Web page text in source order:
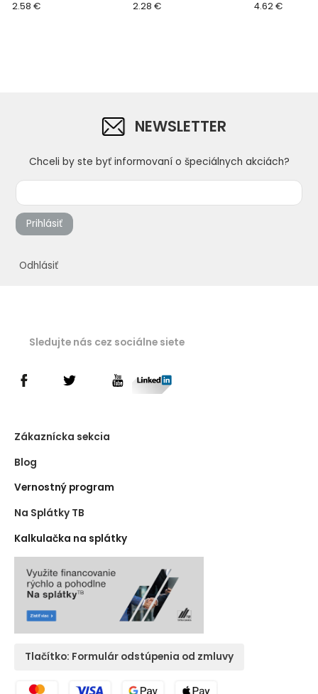
2.58 € 2.28 € 4.62 €
NEWSLETTER
Chceli by ste byť informovaní o špeciálnych akciách?
Prihlásiť
Odhlásiť
Sledujte nás cez sociálne siete
Zákaznícka sekcia
Blog
Vernostný program
Na Splátky TB
Kalkulačka na splátky
Tlačítko: Formulár odstúpenia od zmluvy